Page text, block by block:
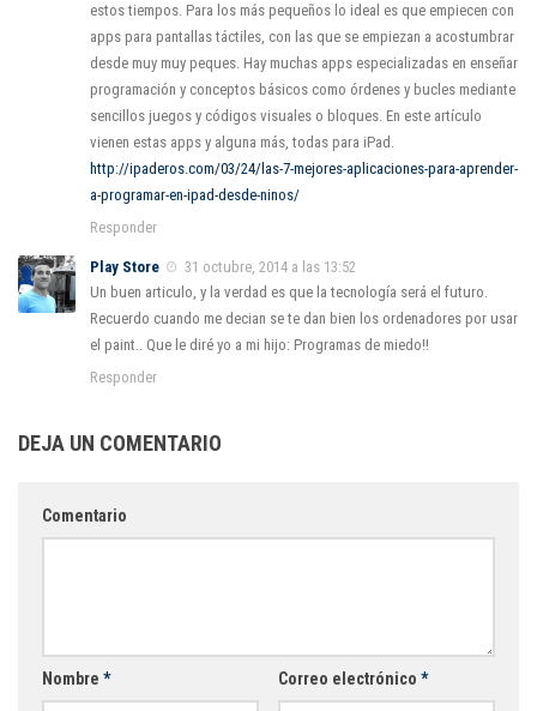
estos tiempos. Para los más pequeños lo ideal es que empiecen con
apps para pantallas táctiles, con las que se empiezan a acostumbrar
desde muy muy peques. Hay muchas apps especializadas en enseñar
programación y conceptos básicos como órdenes y bucles mediante
sencillos juegos y códigos visuales o bloques. En este artículo
vienen estas apps y alguna más, todas para iPad.
http://ipaderos.com/03/24/las-7-mejores-aplicaciones-para-aprender-
a-programar-en-ipad-desde-ninos/
Responder
Play Store
31 octubre, 2014 a las 13:52
Un buen articulo, y la verdad es que la tecnología será el futuro.
Recuerdo cuando me decian se te dan bien los ordenadores por usar
el paint.. Que le diré yo a mi hijo: Programas de miedo!!
Responder
DEJA UN COMENTARIO
Comentario
Nombre * Correo electrónico *